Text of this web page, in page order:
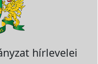
hírlevelei